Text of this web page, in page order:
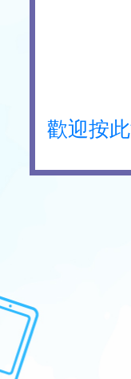
歡迎按